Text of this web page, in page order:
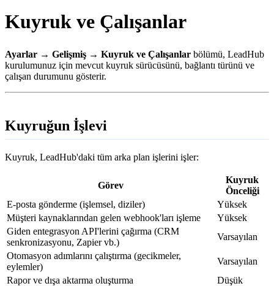
Kuyruk ve Çalışanlar
Ayarlar → Gelişmiş → Kuyruk ve Çalışanlar bölümü, LeadHub
kurulumunuz için mevcut kuyruk sürücüsünü, bağlantı türünü ve
çalışan durumunu gösterir.
Kuyruğun İşlevi
Kuyruk, LeadHub'daki tüm arka plan işlerini işler:
Görev
Kuyruk
Önceliği
E-posta gönderme (işlemsel, diziler)
Yüksek
Müşteri kaynaklarından gelen webhook'ları işleme
Yüksek
Giden entegrasyon API'lerini çağırma (CRM
senkronizasyonu, Zapier vb.)
Varsayılan
Otomasyon adımlarını çalıştırma (gecikmeler,
eylemler)
Varsayılan
Rapor ve dışa aktarma oluşturma
Düşük